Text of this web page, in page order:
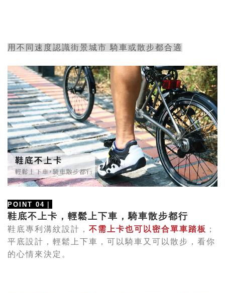
用不同速度認識街景城市 騎車或散步都合適
POINT 04
鞋底不上卡，輕鬆上下車，騎車散步都行
鞋底專利溝紋設計， 不需上卡也可以密合單車踏板 ；
平底設計，輕鬆上下車，可以騎車又可以散步，看你
的心情來決定。